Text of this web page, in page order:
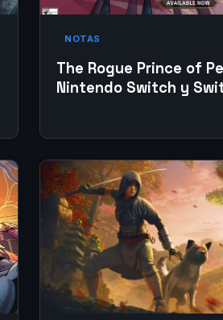
NOTAS
The Rogue Prince of
Nintendo Switch y